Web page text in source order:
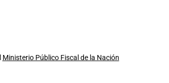
Ministerio Público Fiscal de la Nación